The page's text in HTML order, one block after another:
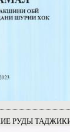
РУДЫ